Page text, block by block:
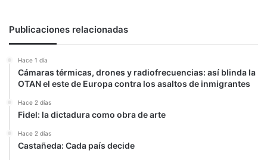
disidencia
Publicaciones relacionadas
Hace 1 día
Cámaras térmicas, drones y radiofrecuencias: así blinda la
OTAN el este de Europa contra los asaltos de inmigrantes
Hace 2 días
Fidel: la dictadura como obra de arte
Hace 2 días
Castañeda: Cada país decide